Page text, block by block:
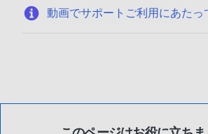
動画でサポートご利用にあたっ